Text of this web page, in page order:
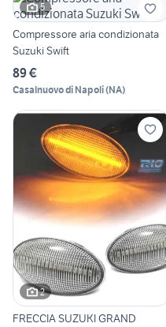
5
Compressore aria condizionata
Suzuki Swift
89 €
Casalnuovo di Napoli(NA)
2
FRECCIA SUZUKI GRAND